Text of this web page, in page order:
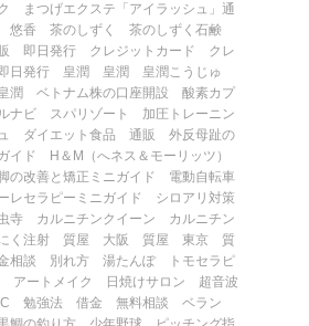
まつげエクステ「アイラッシュ」通
悠香 茶のしずく
茶のしずく石鹸
即日発行 クレジットカード
クレ
日発行
皇潤 皇潤
皇潤こうじゅ
潤 ベトナム株の口座開設
酸素カプ
ナビ スパリゾート
加圧トレーニン
ダイエット食品 通販
外反母趾の
イド
H＆M（へネス＆モーリッツ）
の改善と矯正ミニガイド
電動自転車
レセラピーミニガイド
シロアリ対策
寺 カルニチンクイーン
カルニチン
く注射 質屋 大阪 質屋 東京
質
相談 別れ方 湯たんぽ
トモセラピ
アートメイク 日焼けサロン
超音波
勉強法 借金 無料相談
ベラン